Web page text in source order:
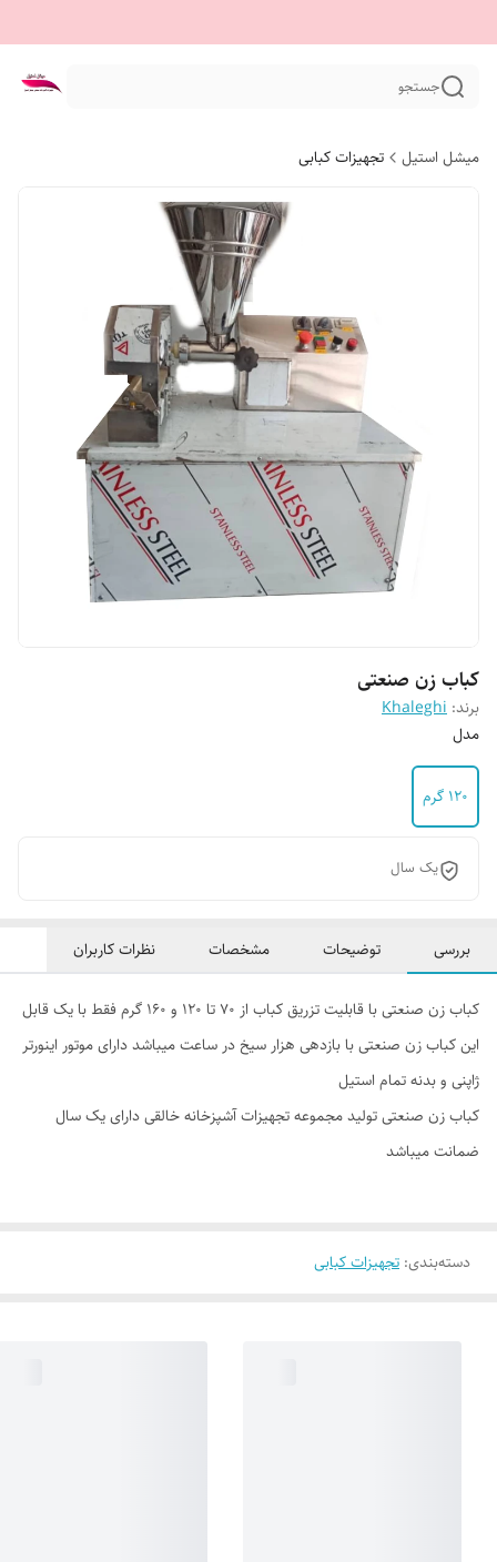
جستجو
میشل استیل تجهیزات کبابی
کباب زن صنعتی
برند: Khaleghi
مدل
۱۲۰ گرم
یک سال
بررسی توضیحات مشخصات نظرات کاربران
کباب زن صنعتی با قابلیت تزریق کباب از ۷۰ تا ۱۲۰ و ۱۶۰ گرم فقط با یک قابل
این کباب زن صنعتی با بازدهی هزار سیخ در ساعت میباشد دارای موتور اینورتر
ژاپنی و بدنه تمام استیل
کباب زن صنعتی تولید مجموعه تجهیزات آشپزخانه خالقی دارای یک سال
ضمانت میباشد
دسته‌بندی: تجهیزات کبابی